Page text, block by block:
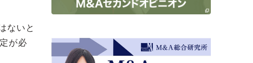
ないと
が必